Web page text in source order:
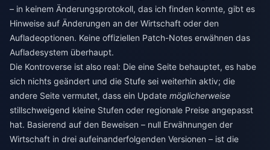
– in keinem Änderungsprotokoll, das ich finden konnte, gibt es
Hinweise auf Änderungen an der Wirtschaft oder den
Aufladeoptionen. Keine offiziellen Patch-Notes erwähnen das
Aufladesystem überhaupt.
Die Kontroverse ist also real: Die eine Seite behauptet, es habe
sich nichts geändert und die Stufe sei weiterhin aktiv; die
andere Seite vermutet, dass ein Update möglicherweise
stillschweigend kleine Stufen oder regionale Preise angepasst
hat. Basierend auf den Beweisen – null Erwähnungen der
Wirtschaft in drei aufeinanderfolgenden Versionen – ist die